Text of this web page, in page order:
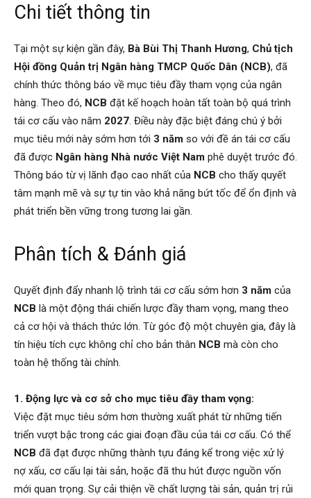
Chi tiết thông tin
Tại một sự kiện gần đây, Bà Bùi Thị Thanh Hương, Chủ tịch
Hội đồng Quản trị Ngân hàng TMCP Quốc Dân (NCB), đã
chính thức thông báo về mục tiêu đầy tham vọng của ngân
hàng. Theo đó, NCB đặt kế hoạch hoàn tất toàn bộ quá trình
tái cơ cấu vào năm 2027. Điều này đặc biệt đáng chú ý bởi
mục tiêu mới này sớm hơn tới 3 năm so với đề án tái cơ cấu
đã được Ngân hàng Nhà nước Việt Nam phê duyệt trước đó.
Thông báo từ vị lãnh đạo cao nhất của NCB cho thấy quyết
tâm mạnh mẽ và sự tự tin vào khả năng bứt tốc để ổn định và
phát triển bền vững trong tương lai gần.
Phân tích & Đánh giá
Quyết định đẩy nhanh lộ trình tái cơ cấu sớm hơn 3 năm của
NCB là một động thái chiến lược đầy tham vọng, mang theo
cả cơ hội và thách thức lớn. Từ góc độ một chuyên gia, đây là
tín hiệu tích cực không chỉ cho bản thân NCB mà còn cho
toàn hệ thống tài chính.
1. Động lực và cơ sở cho mục tiêu đầy tham vọng:
Việc đặt mục tiêu sớm hơn thường xuất phát từ những tiến
triển vượt bậc trong các giai đoạn đầu của tái cơ cấu. Có thể
NCB đã đạt được những thành tựu đáng kể trong việc xử lý
nợ xấu, cơ cấu lại tài sản, hoặc đã thu hút được nguồn vốn
mới quan trọng. Sự cải thiện về chất lượng tài sản, quản trị rủi